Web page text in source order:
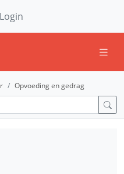
Login
Opvoeding en gedrag